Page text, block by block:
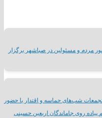
مردم و مسئولین در صباشهر برگزار
شب‌های حماسه و اقتدار با حضور
روی جاماندگان اربعین حسینی